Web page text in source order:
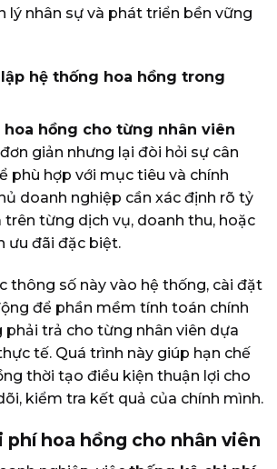
lý nhân sự và phát triển bền vững
hệ thống hoa hồng trong
hoa hồng cho từng nhân viên
giản nhưng lại đòi hỏi sự cân
phù hợp với mục tiêu và chính
doanh nghiệp cần xác định rõ tỷ
trên từng dịch vụ, doanh thu, hoặc
ưu đãi đặc biệt.
thông số này vào hệ thống, cài đặt
để phần mềm tính toán chính
phải trả cho từng nhân viên dựa
tế. Quá trình này giúp hạn chế
thời tạo điều kiện thuận lợi cho
kiểm tra kết quả của chính mình.
phí hoa hồng cho nhân viên